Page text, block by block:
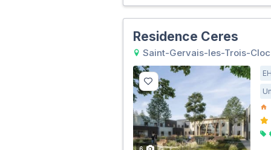
Residence Ceres
Saint-Gervais-les-Trois-